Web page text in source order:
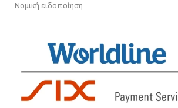
Νομική ειδοποίηση